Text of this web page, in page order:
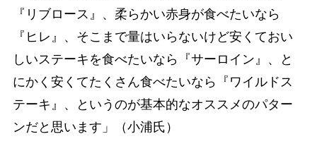
『リブロース』、柔らかい赤身が食べたいなら
『ヒレ』、そこまで量はいらないけど安くておい
しいステーキを食べたいなら『サーロイン』、と
にかく安くてたくさん食べたいなら『ワイルドス
テーキ』、というのが基本的なオススメのパター
ンだと思います」（小浦氏）